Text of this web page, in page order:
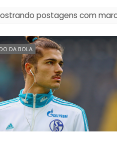
postagens com
DA BOLA